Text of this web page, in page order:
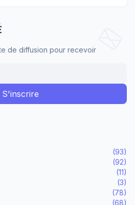
de diffusion pour recevoir
(93)
(92)
(11)
(3)
(78)
(68)